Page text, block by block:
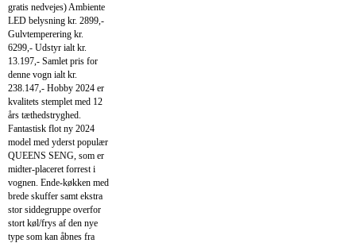
gratis nedvejes) Ambiente
LED belysning kr. 2899,-
Gulvtemperering kr.
6299,- Udstyr ialt kr.
13.197,- Samlet pris for
denne vogn ialt kr.
238.147,- Hobby 2024 er
kvalitets stemplet med 12
års tæthedstryghed.
Fantastisk flot ny 2024
model med yderst populær
QUEENS SENG, som er
midter-placeret forrest i
vognen. Ende-køkken med
brede skuffer samt ekstra
stor siddegruppe overfor
stort køl/frys af den nye
type som kan åbnes fra